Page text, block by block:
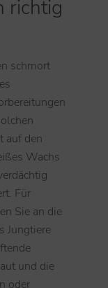
richtig
schmort
auf den
Wachs
Für
Sie an die
Jungtiere
und die
oder